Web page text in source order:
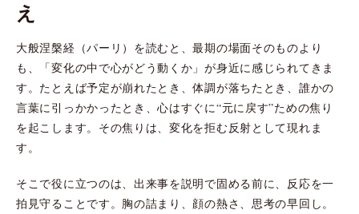
え
大般涅槃経（パーリ）を読むと、最期の場面そのものより
も、「変化の中で心がどう動くか」が身近に感じられてきま
す。たとえば予定が崩れたとき、体調が落ちたとき、誰かの
言葉に引っかかったとき、心はすぐに“元に戻す”ための焦り
を起こします。その焦りは、変化を拒む反射として現れま
す。
そこで役に立つのは、出来事を説明で固める前に、反応を一
拍見守ることです。胸の詰まり、顔の熱さ、思考の早回し。